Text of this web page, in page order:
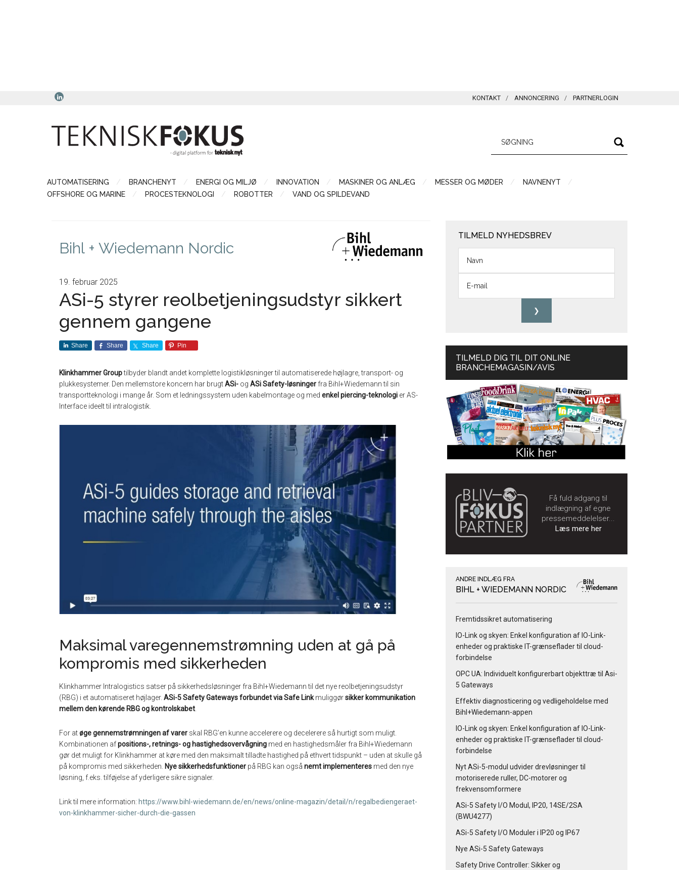
KONTAKT ANNONCERING PARTNERLOGIN
AUTOMATISERING BRANCHENYT ENERGI OG MILJØ INNOVATION MASKINER OG ANLÆG MESSER OG MØDER
NAVNENYT
OFFSHORE OG MARINE
PROCESTEKNOLOGI ROBOTTER VAND OG SPILDEVAND
Bihl + Wiedemann Nordic
19. februar 2025
ASi-5 styrer reolbetjeningsudstyr sikkert
gennem gangene
Share Share Share Pin
Klinkhammer Grouptilbyder blandt andet komplette logistikløsninger til automatiserede højlagre, transport- og
plukkesystemer. Den mellemstore koncern har brugtASi- og ASi Safety-løsninger fra Bihl+Wiedemann til sin
transportteknologi i mange år. Som et ledningssystem uden kabelmontage og med enkel piercing-teknologi er AS-
Interface ideelt til intralogistik.
Maksimal varegennemstrømning uden at gå på
kompromis med sikkerheden
Klinkhammer Intralogistics satser på sikkerhedsløsninger fra Bihl+Wiedemann til det nye reolbetjeningsudstyr
(RBG) i et automatiseret højlager. ASi-5 Safety Gateways forbundet via Safe Linkmuliggørsikker kommunikation
mellem den kørende RBG og kontrolskabet
For atøge gennemstrømningen af varer skal RBG’en kunne accelerere og decelerere så hurtigt som muligt.
Kombinationen afpositions-, retnings- og hastighedsovervågning med en hastighedsmåler fra Bihl+Wiedemann
gør det muligt for Klinkhammer at køre med den maksimalt tilladte hastighed på ethvert tidspunkt – uden at skulle gå
på kompromis med sikkerheden. Nye sikkerhedsfunktioner på RBG kan også nemt implementeres med den nye
løsning, f.eks. tilføjelse af yderligere sikre signaler.
Link til mere information: https://www.bihl-wiedemann.de/en/news/online-magazin/detail/n/regalbediengeraet-
von-klinkhammer-sicher-durch-die-gassen
TILMELD NYHEDSBREV
TILMELD DIG TIL DIT ONLINE
BRANCHEMAGASIN/AVIS
Få fuld adgang til
indlægning af egne
pressemeddelelser...
Læs mere her
ANDRE INDLÆG FRA
BIHL + WIEDEMANN NORDIC
Fremtidssikret automatisering
IO-Link og skyen: Enkel konfiguration af IO-Link-
enheder og praktiske IT-grænseflader til cloud-
forbindelse
OPC UA: Individuelt konfigurerbart objekttræ til Asi-
5 Gateways
Effektiv diagnosticering og vedligeholdelse med
Bihl+Wiedemann-appen
IO-Link og skyen: Enkel konfiguration af IO-Link-
enheder og praktiske IT-grænseflader til cloud-
forbindelse
Nyt ASi-5-modul udvider drevløsninger til
motoriserede ruller, DC-motorer og
frekvensomformere
ASi-5 Safety I/O Modul, IP20, 14SE/2SA
(BWU4277)
ASi-5 Safety I/O Moduler i IP20 og IP67
Nye ASi-5 Safety Gateways
Safety Drive Controller: Sikker og